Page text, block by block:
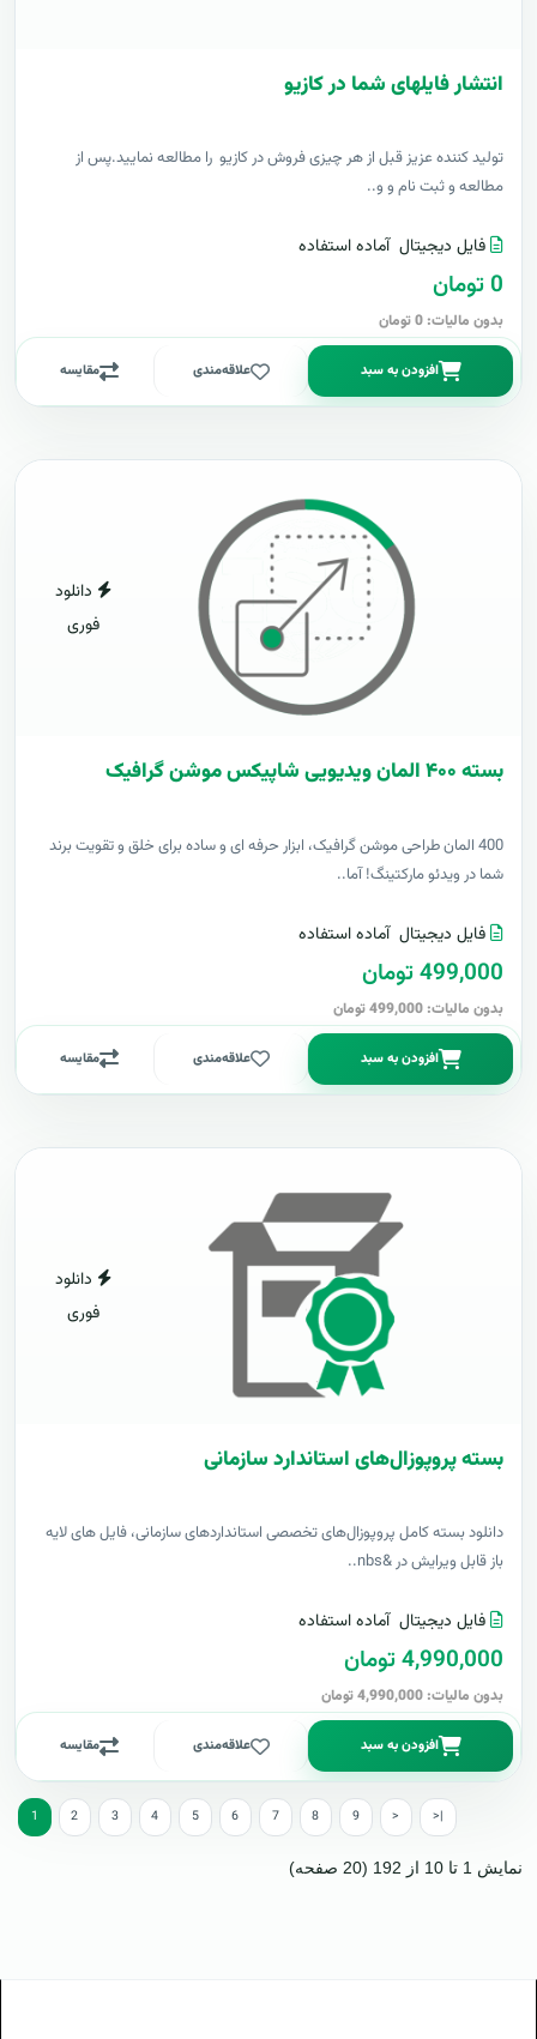
انتشار فایلهای شما در کازیو
توليد کننده عزيز قبل از هر چیزی فروش در کازیو را مطالعه نمایید.پس از
مطالعه و ثبت نام و و..
فایل دیجیتال آماده استفاده
0 تومان
بدون مالیات: 0 تومان
افزودن به سبد علاقه‌مندی مقایسه
دانلود
فوری
بسته ۴۰۰ المان ویدیویی شاپیکس موشن گرافیک
400 المان طراحی موشن گرافیک، ابزار حرفه ای و ساده برای خلق و تقویت برند
شما در ویدئو مارکتینگ! آما..
فایل دیجیتال آماده استفاده
499,000 تومان
بدون مالیات: 499,000 تومان
افزودن به سبد علاقه‌مندی مقایسه
دانلود
فوری
بسته پروپوزال‌های استاندارد سازمانی
دانلود بسته کامل پروپوزال‌های تخصصی استانداردهای سازمانی، فایل های لایه
باز قابل ویرایش در &nbs..
فایل دیجیتال آماده استفاده
4,990,000 تومان
بدون مالیات: 4,990,000 تومان
افزودن به سبد علاقه‌مندی مقایسه
1 2 3 4 5 6 7 8 9 > >|
نمایش 1 تا 10 از 192 (20 صفحه)